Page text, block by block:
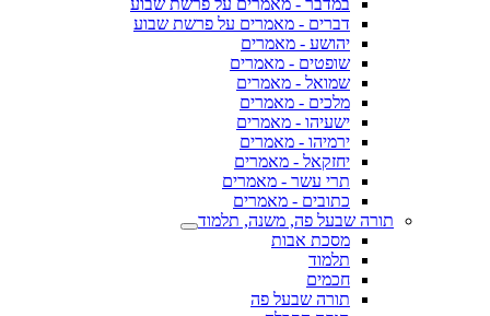
במדבר - מאמרים על פרשת שבוע
דברים - מאמרים על פרשת שבוע
יהושע - מאמרים
שופטים - מאמרים
שמואל - מאמרים
מלכים - מאמרים
ישעיהו - מאמרים
ירמיהו - מאמרים
יחזקאל - מאמרים
תרי עשר - מאמרים
כתובים - מאמרים
תורה שבעל פה, משנה, תלמוד
מסכת אבות
תלמוד
חכמים
תורה שבעל פה